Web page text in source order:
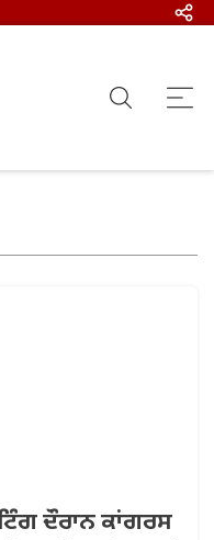
ਦੌਰਾਨ ਕਾਂਗਰਸ